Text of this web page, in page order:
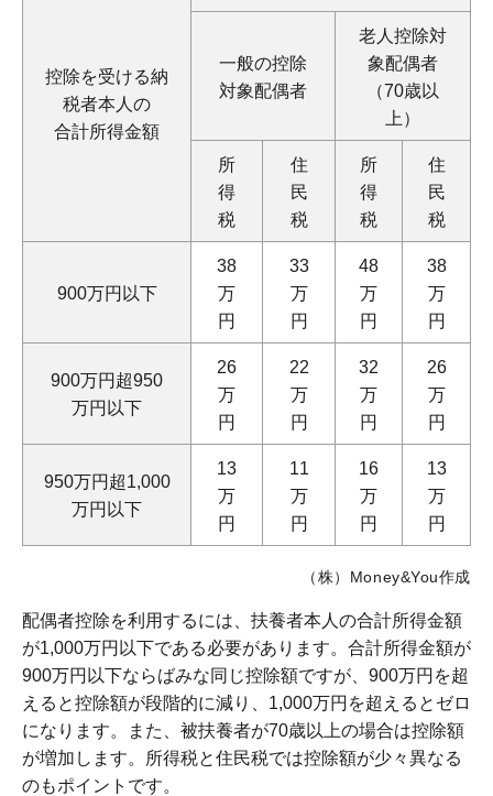
控除を受ける納
税者本人の
合計所得金額
一般の控除
対象配偶者
老人控除対
象配偶者
（70歳以
上）
所
得
税
住
民
税
所
得
税
住
民
税
900万円以下
38
万
円
33
万
円
48
万
円
38
万
円
900万円超950
万円以下
26
万
円
22
万
円
32
万
円
26
万
円
950万円超1,000
万円以下
13
万
円
11
万
円
16
万
円
13
万
円
（株）Money&You作成
配偶者控除を利用するには、扶養者本人の合計所得金額
が1,000万円以下である必要があります。合計所得金額が
900万円以下ならばみな同じ控除額ですが、900万円を超
えると控除額が段階的に減り、1,000万円を超えるとゼロ
になります。また、被扶養者が70歳以上の場合は控除額
が増加します。所得税と住民税では控除額が少々異なる
のもポイントです。